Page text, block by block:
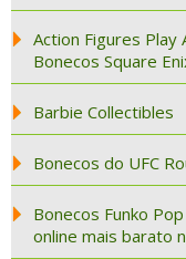
Action Figures Play
Bonecos Square
Barbie Collectibles
Bonecos do UFC
Bonecos Funko
online mais barato